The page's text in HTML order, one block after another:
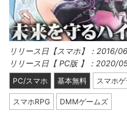
リリース日【スマホ】：2016/
リリース日【 PC版 】：2020/
PC/スマホ 基本無料 スマホ
スマホRPG DMMゲームズ